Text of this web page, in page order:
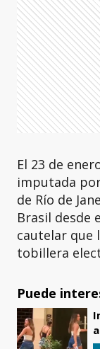
El 23 de
imputada
de Río de
Brasil desde
cautelar que
tobillera
Puede